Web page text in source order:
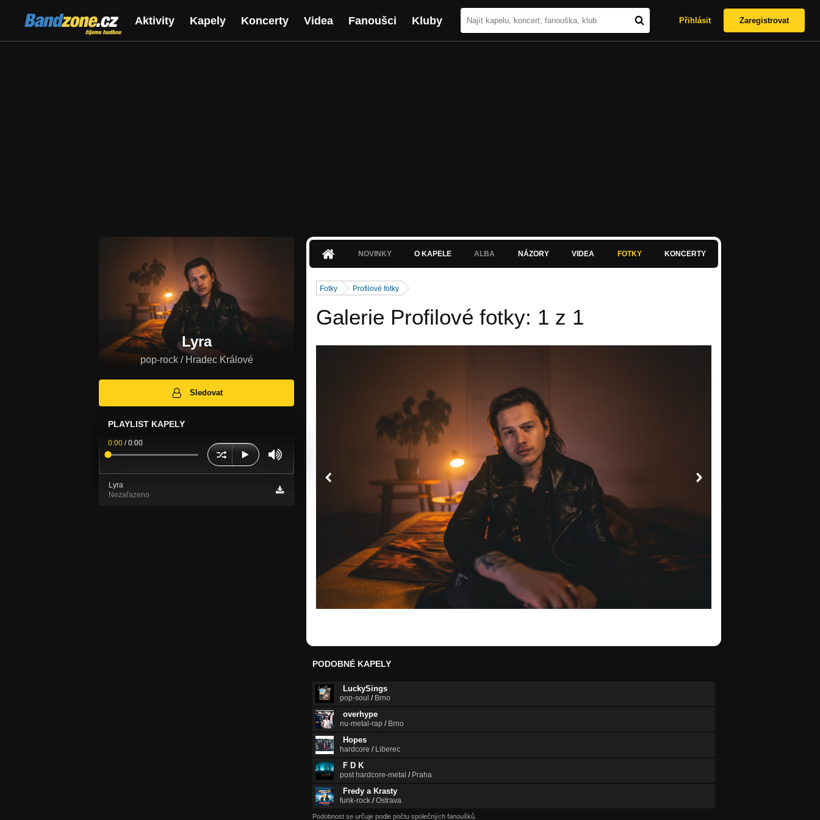
Bandzone.cz
žijeme hudbou
Aktivity Kapely Koncerty Videa Fanoušci Kluby Přihlásit Zaregistrovat
Lyra
pop-rock / Hradec Králové
Sledovat
PLAYLIST KAPELY
0:00 /0:00
Lyra
Nezařazeno
NOVINKY O KAPELE ALBA NÁZORY VIDEA FOTKY KONCERTY
Fotky Profilové fotky
Galerie Profilové fotky: 1 z 1
PODOBNÉ KAPELY
LuckySings
pop-soul / Brno
overhype
nu-metal-rap / Brno
Hopes
hardcore / Liberec
F D K
post hardcore-metal / Praha
Fredy a Krasty
funk-rock /Ostrava
Podobnost se určuje podle počtu společných fanoušků.